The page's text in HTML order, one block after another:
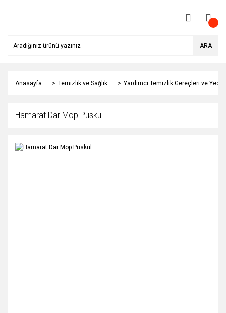
ARA
Anasayfa Temizlik ve Sağlık Yardımcı Temizlik Gereçleri ve
Hamarat Dar Mop Püskül